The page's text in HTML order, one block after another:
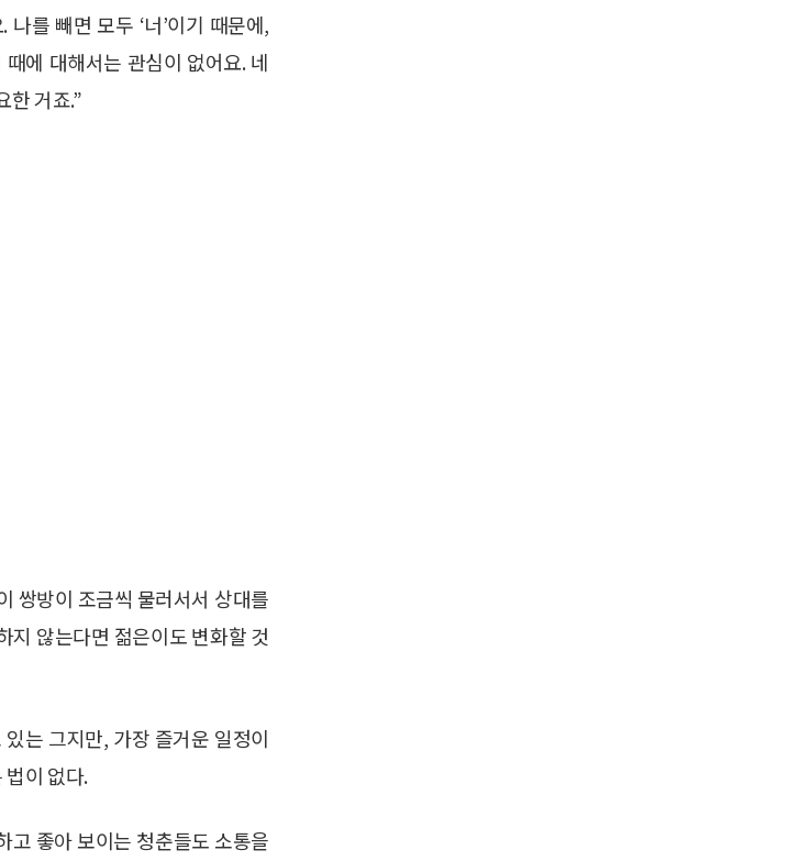
를 빼면 모두 ‘너’이기 때문에,
에 대해서는 관심이 없어요. 네
한 거죠.”
쌍방이 조금씩 물러서서 상대를
지 않는다면 젊은이도 변화할 것
는 그지만, 가장 즐거운 일정이
이 없다.
고 좋아 보이는 청춘들도 소통을